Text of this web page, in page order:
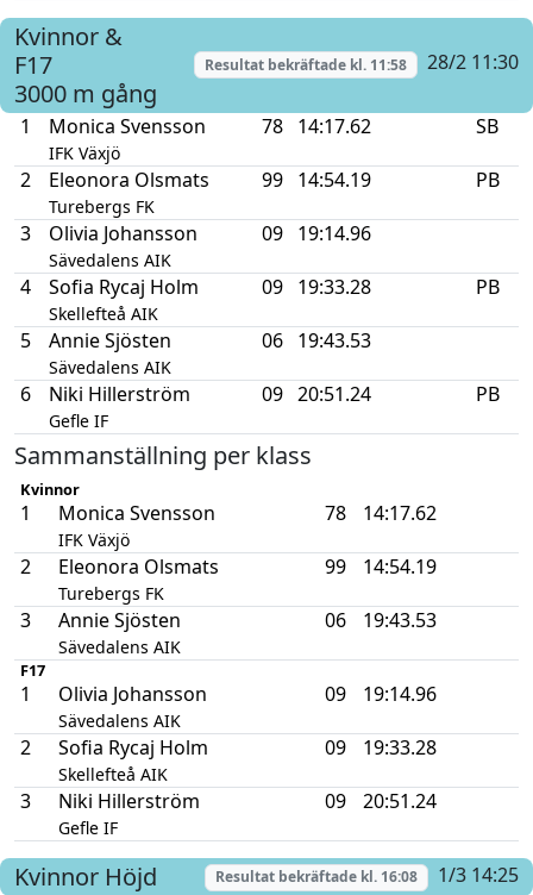
Kvinnor &
F17
3000 m gång
Resultat bekräftade kl. 11:58 28/2 11:30
1 Monica Svensson
IFK Växjö
78 14:17.62 SB
2 Eleonora Olsmats
Turebergs FK
99 14:54.19 PB
3 Olivia Johansson
Sävedalens AIK
09 19:14.96
4 Sofia Rycaj Holm
Skellefteå AIK
09 19:33.28 PB
5 Annie Sjösten
Sävedalens AIK
06 19:43.53
6 Niki Hillerström
Gefle IF
09 20:51.24 PB
Sammanställning per klass
Kvinnor
1 Monica Svensson
IFK Växjö
78 14:17.62
2 Eleonora Olsmats
Turebergs FK
99 14:54.19
3 Annie Sjösten
Sävedalens AIK
06 19:43.53
F17
1 Olivia Johansson
Sävedalens AIK
09 19:14.96
2 Sofia Rycaj Holm
Skellefteå AIK
09 19:33.28
3 Niki Hillerström
Gefle IF
09 20:51.24
Kvinnor Höjd Resultat bekräftade kl. 16:08
1/3 14:25